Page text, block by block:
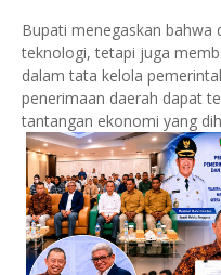
Bupati menegaskan bahwa
teknologi, tetapi juga
dalam tata kelola
penerimaan daerah dapat
tantangan ekonomi yang